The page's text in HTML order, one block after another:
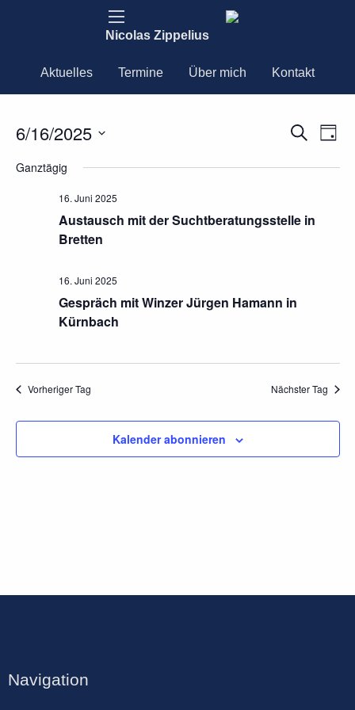
Nicolas Zippelius
Aktuelles Termine Über mich Kontakt
Suche
Suche
Tag
6/16/2025
wählen.
Ganztägig
16. Juni 2025
Austausch mit der Suchtberatungsstelle in
Bretten
16. Juni 2025
Gespräch mit Winzer Jürgen Hamann in
Kürnbach
Vorheriger Tag Nächster Tag
Kalender abonnieren
Navigation